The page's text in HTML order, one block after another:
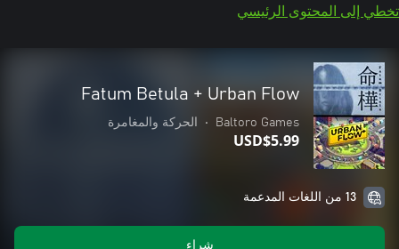
تخطي إلى المحتوى الرئيسي
Fatum Betula + Urban Flow
Baltoro Games
• الحركة والمغامرة
USD$5.99
13 من اللغات المدعمة
شراء